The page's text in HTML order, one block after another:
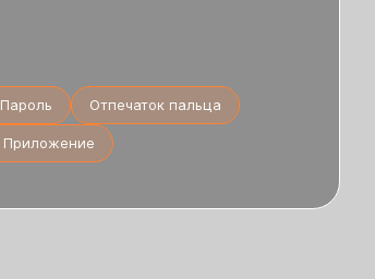
Пароль Отпечаток пальца
Приложение